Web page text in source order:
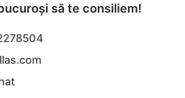
să te consiliem!